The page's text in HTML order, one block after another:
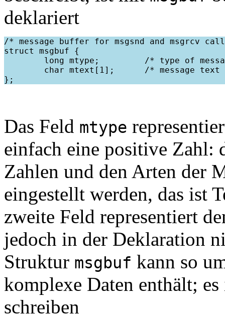
deklariert
/* message buffer for msgsnd and msgrcv
struct msgbuf {
long mtype;         /* type of
char mtext[1];      /* message text
Das Feld mtype
einfach eine positive Zahl:
Zahlen und den Arten der
eingestellt werden, das ist
zweite Feld representiert
jedoch in der Deklaration
Struktur msgbuf kann so
komplexe Daten enthält;
schreiben